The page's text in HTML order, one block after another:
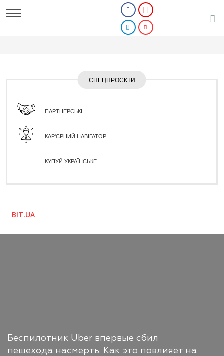
СПЕЦПРОЄКТИ
ПАРТНЕРСЬКІ
КАР'ЄРНИЙ НАВІГАТОР
КУПУЙ УКРАЇНСЬКЕ
BIT.UA
Беспилотник Uber впервые сбил
пешехода насмерть. Как это повлияет на